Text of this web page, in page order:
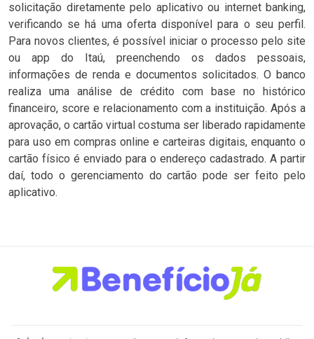
solicitação diretamente pelo aplicativo ou internet banking,
verificando se há uma oferta disponível para o seu perfil.
Para novos clientes, é possível iniciar o processo pelo site
ou app do Itaú, preenchendo os dados pessoais,
informações de renda e documentos solicitados. O banco
realiza uma análise de crédito com base no histórico
financeiro, score e relacionamento com a instituição. Após a
aprovação, o cartão virtual costuma ser liberado rapidamente
para uso em compras online e carteiras digitais, enquanto o
cartão físico é enviado para o endereço cadastrado. A partir
daí, todo o gerenciamento do cartão pode ser feito pelo
aplicativo.